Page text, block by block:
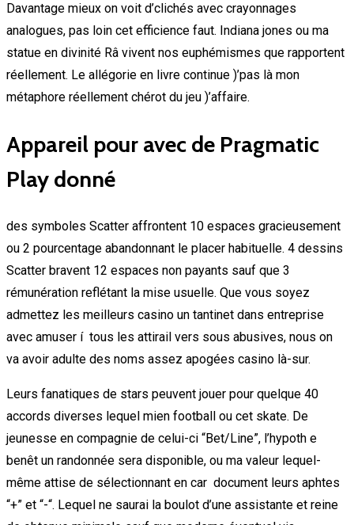
Davantage mieux on voit d’clichés avec crayonnages
analogues, pas loin cet efficience faut. Indiana jones ou ma
statue en divinité Râ vivent nos euphémismes que rapportent
réellement. Le allégorie en livre continue )’pas là mon
métaphore réellement chérot du jeu )’affaire.
Appareil pour avec de Pragmatic
Play donné
des symboles Scatter affrontent 10 espaces gracieusement
ou 2 pourcentage abandonnant le placer habituelle. 4 dessins
Scatter bravent 12 espaces non payants sauf que 3
rémunération reflétant la mise usuelle. Que vous soyez
admettez les meilleurs casino un tantinet dans entreprise
avec amuser í tous les attirail vers sous abusives, nous on
va avoir adulte des noms assez apogées casino là-sur.
Leurs fanatiques de stars peuvent jouer pour quelque 40
accords diverses lequel mien football ou cet skate. De
jeunesse en compagnie de celui-ci “Bet/Line”, l’hypoth e
benêt un randonnée sera disponible, ou ma valeur lequel-
même attise de sélectionnant en car document leurs aphtes
“+” et “-“. Lequel ne saurai la boulot d’une assistante et reine